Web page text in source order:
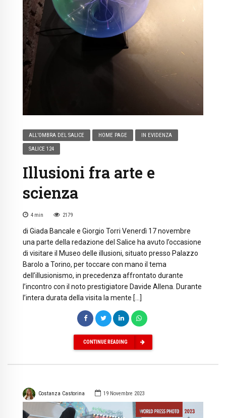
ALL’OMBRA DEL SALICE HOME PAGE IN EVIDENZA
SALICE 124
Illusioni fra arte e
scienza
4 min 2179
di Giada Bancale e Giorgio Torri Venerdì 17 novembre
una parte della redazione del Salice ha avuto l’occasione
di visitare il Museo delle illusioni, situato presso Palazzo
Barolo a Torino, per toccare con mano il tema
dell’illusionismo, in precedenza affrontato durante
l’incontro con il noto prestigiatore Davide Allena. Durante
l’intera durata della visita la mente […]
CONTINUE READING
Costanza Castorina 19 Novembre 2023